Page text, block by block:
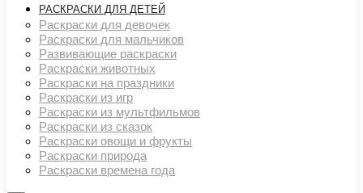
РАСКРАСКИ ДЛЯ ДЕТЕЙ
Раскраски для девочек
Раскраски для мальчиков
Развивающие раскраски
Раскраски животных
Раскраски на праздники
Раскраски из игр
Раскраски из мультфильмов
Раскраски из сказок
Раскраски овощи и фрукты
Раскраски природа
Раскраски времена года